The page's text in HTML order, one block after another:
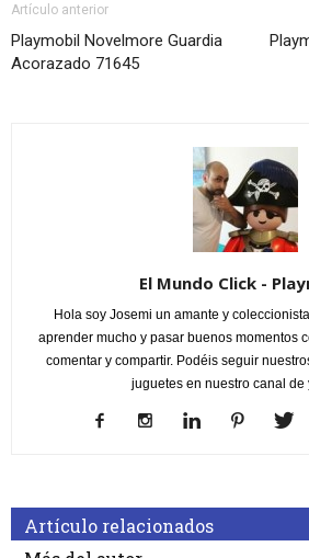
Artículo anterior
Playmobil Novelmore Guardia
Acorazado 71645
El Mundo Click -
Hola soy Josemi un amante y
aprender mucho y pasar buenos momentos
comentar y compartir. Podéis seguir
juguetes en nuestro canal de
Artículo relacionados